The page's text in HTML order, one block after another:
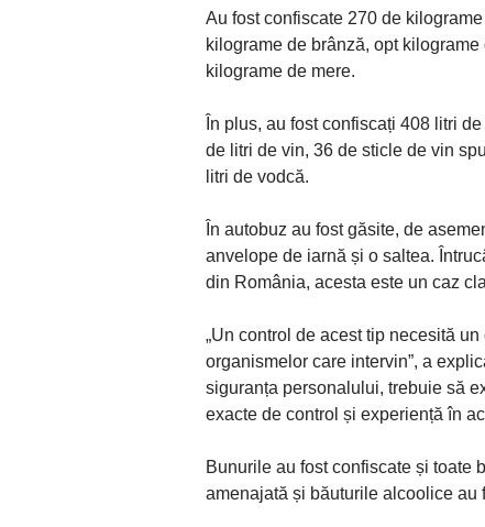
Au fost confiscate 270 de
kilograme de brânză, opt
kilograme de mere.
În plus, au fost confiscați 408 litri
de litri de vin, 36 de sticle de vin
litri de vodcă.
În autobuz au fost găsite, de
anvelope de iarnă și o saltea.
din România, acesta este un caz
„Un control de acest tip necesită
organismelor care intervin”, a
siguranța personalului, trebuie să
exacte de control și experiență în
Bunurile au fost confiscate și toate
amenajată și băuturile alcoolice au